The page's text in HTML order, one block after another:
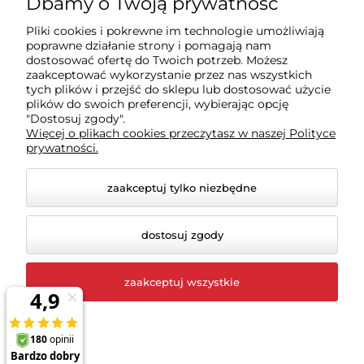
Sklep
Moje konto
Pomoc
© 2026 rigexpert.pl. Wszelkie prawa zastrzeżone.
Styl graficzny i aplikacje ShopGadget.pl
Pliki cookies i pokrewne im technologie umożliwiają
poprawne działanie strony i pomagają nam
dostosować ofertę do Twoich potrzeb. Możesz
zaakceptować wykorzystanie przez nas wszystkich
tych plików i przejść do sklepu lub dostosować użycie
plików do swoich preferencji, wybierając opcję
"Dostosuj zgody".
Więcej o plikach cookies przeczytasz w naszej Polityce
prywatności.
zaakceptuj tylko niezbędne
dostosuj zgody
zaakceptuj wszystkie